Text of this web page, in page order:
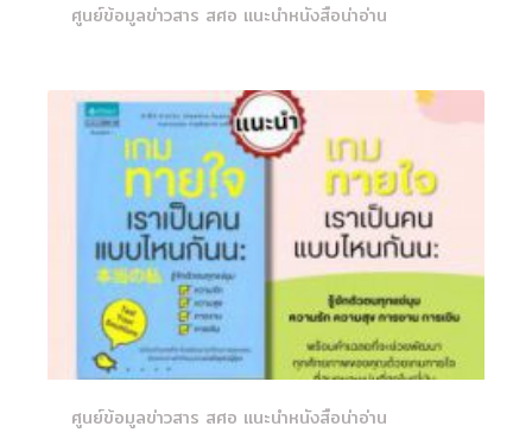
ศูนย์ข้อมูลข่าวสาร สศอ แนะนำหนังสือน่าอ่าน
ศูนย์ข้อมูลข่าวสาร สศอ แนะนำหนังสือน่าอ่าน